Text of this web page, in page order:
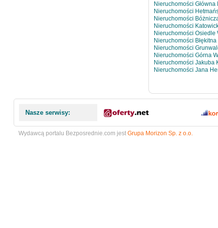
Nieruchomości Główna
Nieruchomości
Nieruchomości
Nieruchomości
Nieruchomości
Nieruchomości
Nieruchomości
Nieruchomości Górna
Nieruchomości Jakuba
Nieruchomości Jana
Nasze serwisy:
Wydawcą portalu Bezposrednie.com jest Grupa Morizon Sp. z o.o.